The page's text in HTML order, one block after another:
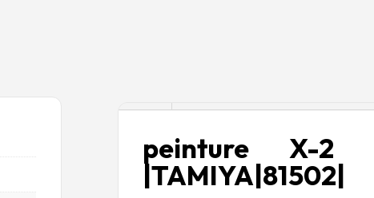
peinture X-2
|TAMIYA|81502|